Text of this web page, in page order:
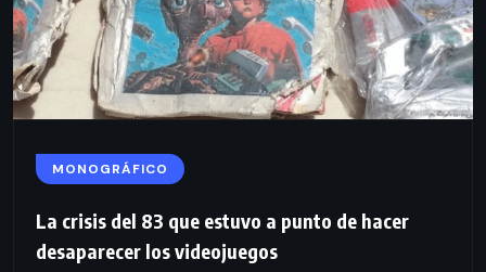
MONOGRÁFICO
La crisis del 83 que estuvo a punto de hacer
desaparecer los videojuegos